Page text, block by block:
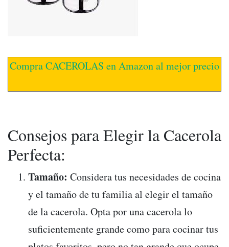
Compra CACEROLAS en Amazon al mejor precio
Consejos para Elegir la Cacerola
Perfecta:
Tamaño: Considera tus necesidades de cocina
y el tamaño de tu familia al elegir el tamaño
de la cacerola. Opta por una cacerola lo
suficientemente grande como para cocinar tus